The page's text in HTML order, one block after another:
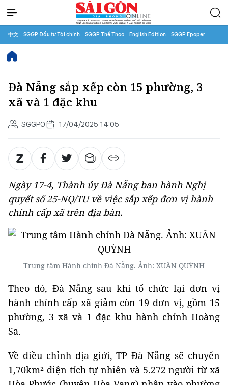
中文 SGGP Đầu tư Tài chính SGGP Thể Thao English Edition SGGP Epaper
Đà Nẵng sắp xếp còn 15 phường, 3
xã và 1 đặc khu
SGGPO 17/04/2025 14:05
Ngày 17-4, Thành ủy Đà Nẵng ban hành Nghị
quyết số 25-NQ/TU về việc sắp xếp đơn vị hành
chính cấp xã trên địa bàn.
Trung tâm Hành chính Đà Nẵng. Ảnh: XUÂN QUỲNH
Theo đó, Đà Nẵng sau khi tổ chức lại đơn vị
hành chính cấp xã giảm còn 19 đơn vị, gồm 15
phường, 3 xã và 1 đặc khu hành chính Hoàng
Sa.
Về điều chỉnh địa giới, TP Đà Nẵng sẽ chuyển
1,70km² diện tích tự nhiên và 5.272 người từ xã